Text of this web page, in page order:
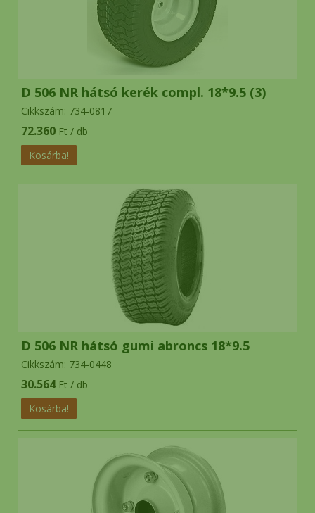
D 506 NR hátsó kerék compl. 18*9.5 (3)
Cikkszám: 734-0817
72.360 Ft / db
D 506 NR hátsó gumi abroncs 18*9.5
Cikkszám: 734-0448
30.564Ft / db